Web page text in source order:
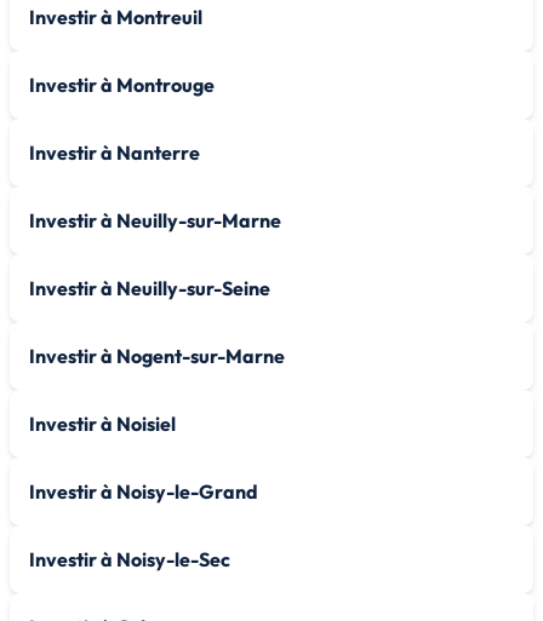
Investir à Montreuil
Investir à Montrouge
Investir à Nanterre
Investir à Neuilly-sur-Marne
Investir à Neuilly-sur-Seine
Investir à Nogent-sur-Marne
Investir à Noisiel
Investir à Noisy-le-Grand
Investir à Noisy-le-Sec